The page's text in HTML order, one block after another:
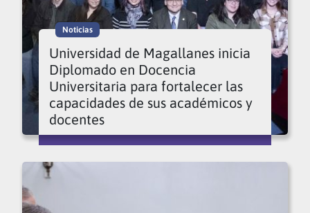
Noticias
Universidad de Magallanes inicia
Diplomado en Docencia
Universitaria para fortalecer las
capacidades de sus académicos y
docentes